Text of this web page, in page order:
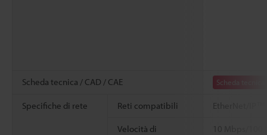
Scheda tecnica / CAD / CAE Scheda tecnica
Specifiche di rete Reti compatibili EtherNet/IP™,
Velocità di